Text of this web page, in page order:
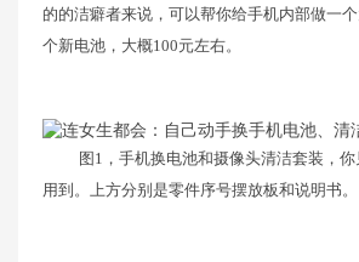
的的洁癖者来说，可以帮你给手机内部做一
个新电池，大概100元左右。
图1，手机换电池和摄像头清洁套装，
用到。上方分别是零件序号摆放板和说明书。